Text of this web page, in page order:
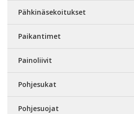
Pähkinäsekoitukset
Paikantimet
Painoliivit
Pohjesukat
Pohjesuojat